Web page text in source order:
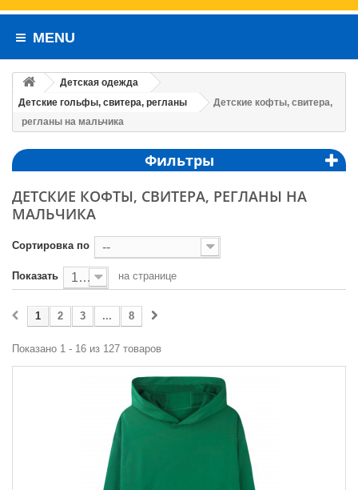
MENU
Детская одежда
Детские гольфы, свитера, регланы
Детские кофты, свитера,
регланы на мальчика
Фильтры
ДЕТСКИЕ КОФТЫ, СВИТЕРА, РЕГЛАНЫ НА
МАЛЬЧИКА
Сортировка по --
Показать 16 на странице
1 2 3 ... 8
Показано 1 - 16 из 127 товаров